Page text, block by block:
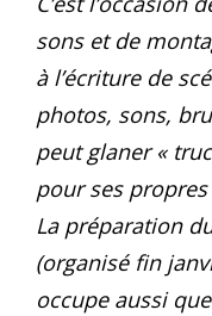
sons et de
à l’écriture de
photos, sons,
peut glaner «
pour ses
La préparation
(organisé fin
occupe aussi